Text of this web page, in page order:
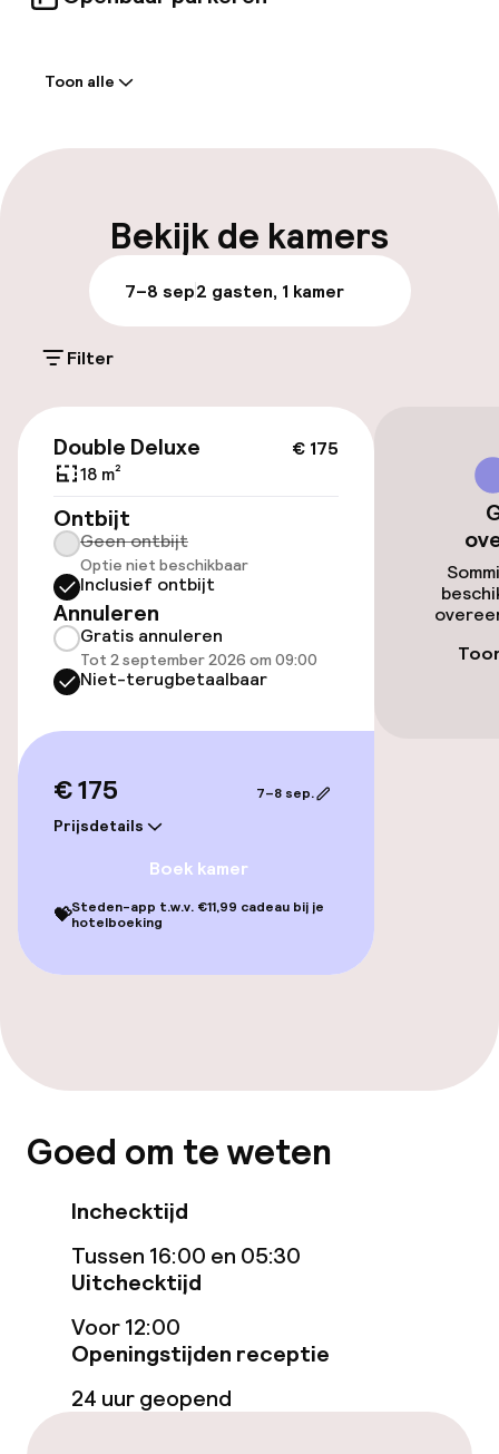
voor sommige van deze services.
Meertalige medewerkers
Parkeren & mobiliteit
Parkeergelegenheid op eigen terrein
(buiten)
Openbaar parkeren
Toegankelijkheid
Overal rolstoeltoegankelijk
Lift
Voor toegankelijkheid
geoptimaliseerde kamers beschikbaar
Voor toegankelijkheid
Entertainment
Betaalde wifi
Ontbijtbuffet
Roomservice
Schoonmaakvoorzieningen
Wasservice
Toon alle
Bekijk de kamers
7–8 sep2 gasten, 1 kamer
Filter
€ 175
Double Deluxe
18 m²
Ontbijt
Geen ontbijt
Optie niet beschikbaar
Inclusief ontbijt
Annuleren
Gratis annuleren
Tot 2 september 2026 om 09:00
Niet-terugbetaalbaar
€ 175
Prijsdetails
7–8 sep.
Boek kamer
💝Steden-app t.w.v. €11,99 cadeau bij je
hotelboeking
Goed om te weten
Inchecktijd
Tussen 16:00 en 05:30
Uitchecktijd
Voor 12:00
Openingstijden receptie
24 uur geopend